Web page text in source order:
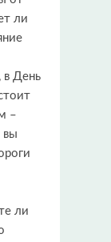
ли
в День
–
вы
ли